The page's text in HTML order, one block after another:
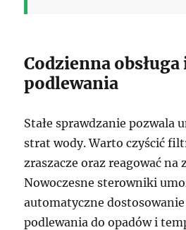
Codzienna
podlewania
Stałe sprawdzanie pozwala
strat wody. Warto czyścić
zraszacze oraz reagować na
Nowoczesne sterowniki
automatyczne
podlewania do opadów i